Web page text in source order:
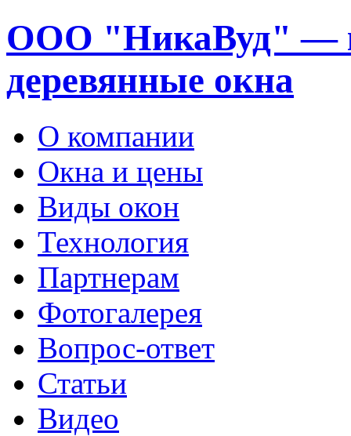
ООО "НикаВуд" —
деревянные окна
О компании
Окна и цены
Виды окон
Технология
Партнерам
Фотогалерея
Вопрос-ответ
Статьи
Видео